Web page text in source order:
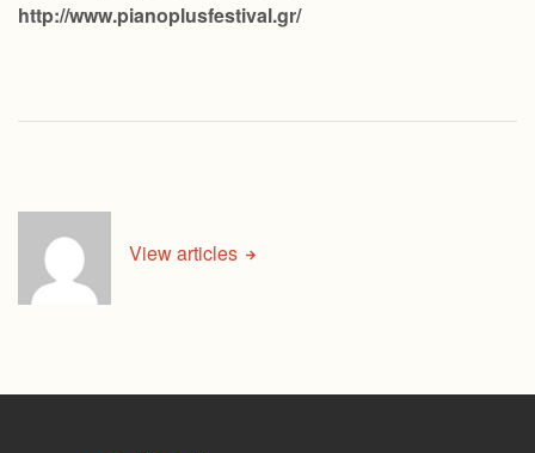
http://www.pianoplusfestival.gr/
View articles